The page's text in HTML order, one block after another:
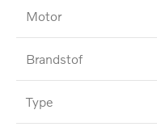
Motor
Brandstof
Type